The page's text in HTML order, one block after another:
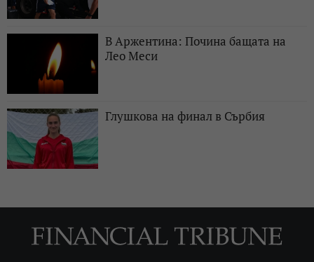
В Аржентина: Почина бащата на
Лео Меси
Глушкова на финал в Сърбия